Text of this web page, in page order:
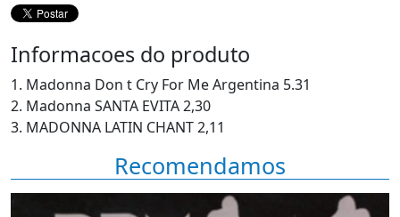
Informacoes do produto
1. Madonna Don t Cry For Me Argentina 5.31
2. Madonna SANTA EVITA 2,30
3. MADONNA LATIN CHANT 2,11
Recomendamos